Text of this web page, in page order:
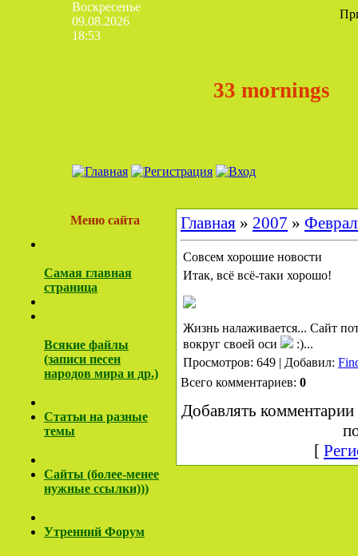
Воскресенье
09.08.2026
18:53
33 mornings
Меню сайта
Самая главная
страница
Всякие файлы
(записи песен
народов мира и др.)
Cтатьи на разные
темы
Сайты (более-менее
нужные ссылки)))
Утренний Форум
Главная » 2007 »
Совсем хорошие новости
Итак, всё всё-таки хорошо!
Жизнь налаживается... Сайт
вокруг своей оси
:)...
Просмотров: 649 | Добавил:
Всего комментариев: 0
Добавлять комментарии
[